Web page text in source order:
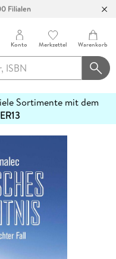
Filialen
Konto Merkzettel Warenkorb
Sortimente mit dem